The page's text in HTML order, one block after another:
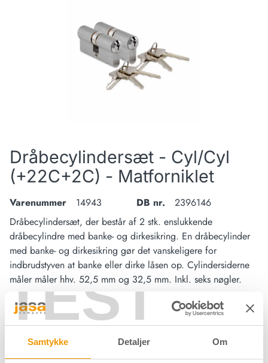
TEST
Samtykke Detaljer Om
Dråbecylindersæt - Cyl/Cyl
(+22C+2C) - Matforniklet
Varenummer 14943 DB nr.
2396146
Dråbecylindersæt, der består af 2 stk. enslukkende
dråbecylindre med banke- og dirkesikring. En dråbecylinder
med banke- og dirkesikring gør det vanskeligere for
indbrudstyven at banke eller dirke låsen op. Cylindersiderne
måler måler hhv. 52,5 mm og 32,5 mm. Inkl. seks nøgler.